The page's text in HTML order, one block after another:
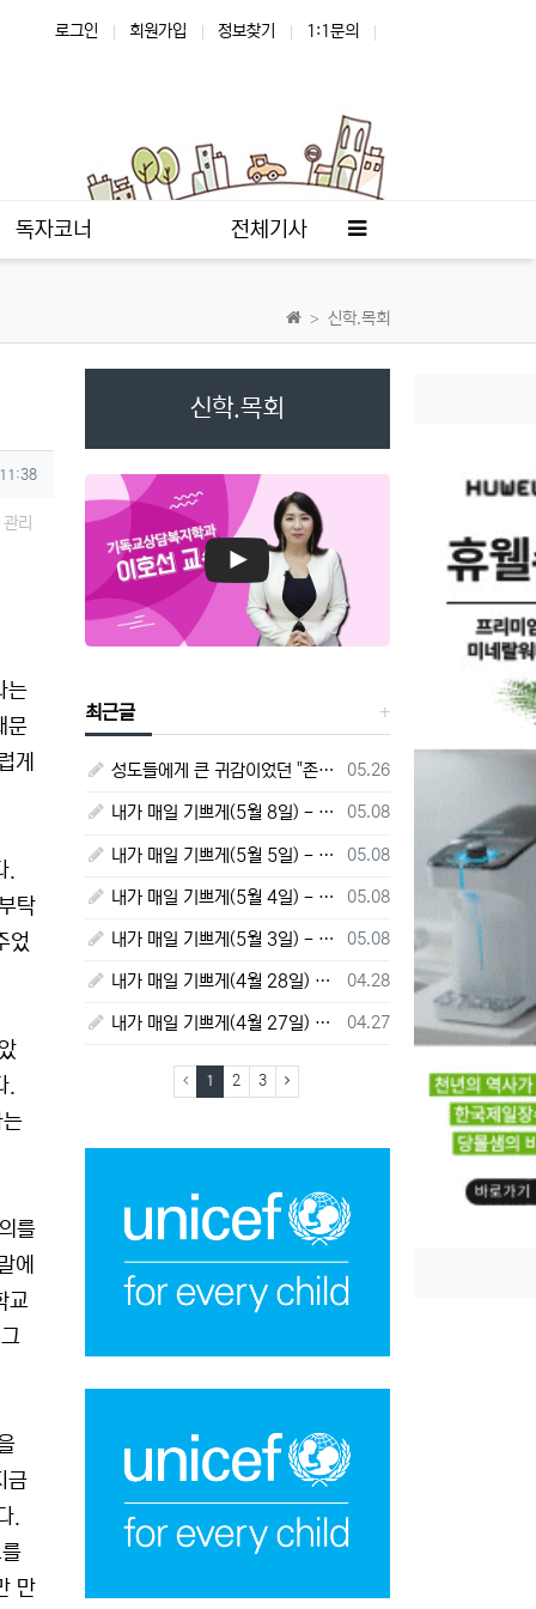
로그인 회원가입 정보찾기 1:1문의
독자코너 전체기사 사이드바
신학.목회
관리
는
문
게
.
탁
었
.
를
에
교
금
.
만
신학.목회
최근글
등록일
05.26
성도들에게 큰 귀감이었던 "존 웨슬리", 회심 285 주년을 맞으며,
등록일
05.08
내가 매일 기쁘게(5월 8일) - 다니엘서 10장 1절 ~ 9절
등록일
05.08
내가 매일 기쁘게(5월 5일) - 다니엘서 9장 20절 ~ 27절
등록일
05.08
내가 매일 기쁘게(5월 4일) - 다니엘서 9장 1절 ~ 19절
등록일
05.08
내가 매일 기쁘게(5월 3일) - 다니엘서 8장 15절 ~ 27절
등록일
04.28
내가 매일 기쁘게(4월 28일) - 다니엘서 7장 1절 ~ 14절
등록일
04.27
내가 매일 기쁘게(4월 27일) - 다니엘서 6장 16절 ~ 28절
1 (current)
2 3 (next)